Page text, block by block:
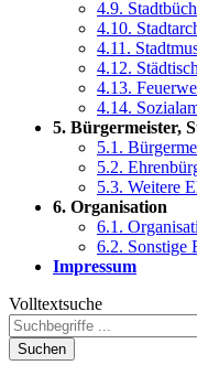
4.9.
4.10.
4.11.
4.12.
4.13.
4.14.
5. Bürgermeister,
5.1.
5.2.
5.3. Weitere
6. Organisation
6.1.
6.2. Sonstige
Impressum
Volltextsuche
Suchen